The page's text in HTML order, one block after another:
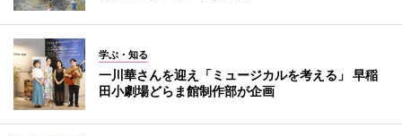
学ぶ・知る
一川華さんを迎え「ミュージカルを考える」 早稲
田小劇場どらま館制作部が企画